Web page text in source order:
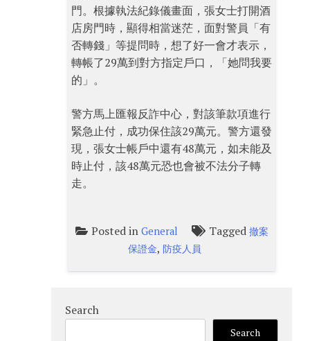
門。根據執法紀錄儀畫面，張女士打開酒
店房門時，顯得相當迷茫，面對警員「有
否轉錢」等提問時，想了好一會才表示，
轉帳了29萬到對方指定戶口，「她問我要
的」。
警方馬上匯報反詐中心，對該筆款項進行
緊急止付，成功保住該29萬元。警方還發
現，張女士帳戶中還有48萬元，如未能及
時止付，該48萬元恐也會被不法分子轉
走。
Posted in General Tagged 撤案
保證金, 防疫人員
Search
Search